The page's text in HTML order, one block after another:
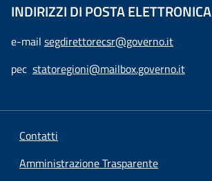
INDIRIZZI DI POSTA ELETTRONICA
e-mail segdirettorecsr@governo.it
pec statoregioni@mailbox.governo.it
Contatti
Amministrazione Trasparente